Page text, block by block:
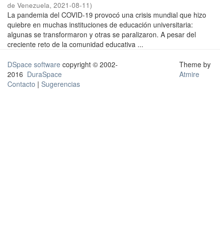
de Venezuela, 2021-08-11)
La pandemia del COVID-19 provocó una crisis mundial que hizo
quiebre en muchas instituciones de educación universitaria:
algunas se transformaron y otras se paralizaron. A pesar del
creciente reto de la comunidad educativa ...
DSpace software copyright © 2002-
2016 DuraSpace
Contacto | Sugerencias
Theme by
Atmire